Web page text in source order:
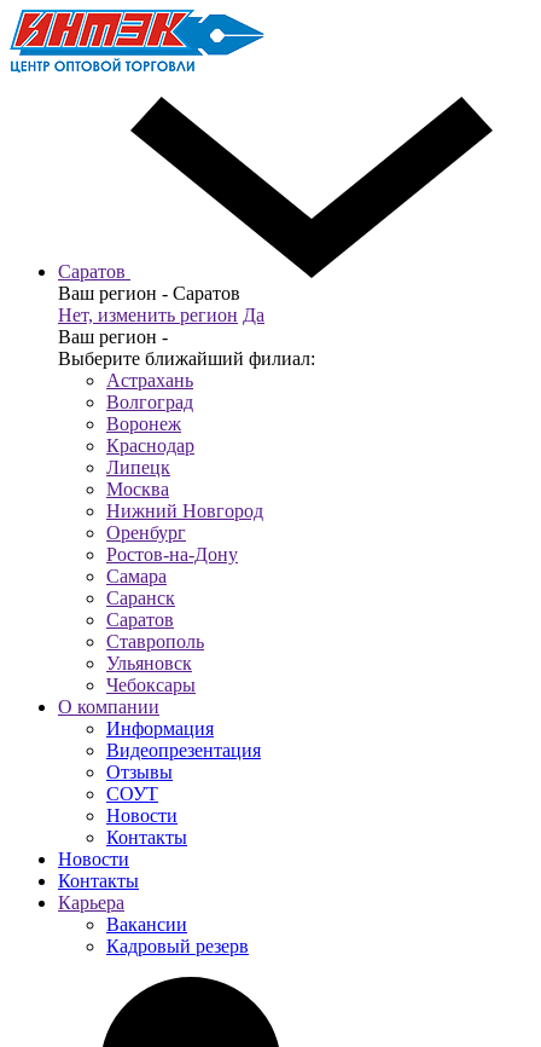
Саратов
Ваш регион - Саратов
Нет, изменить регион Да
Ваш регион -
Выберите ближайший филиал:
Астрахань
Волгоград
Воронеж
Краснодар
Липецк
Москва
Нижний Новгород
Оренбург
Ростов-на-Дону
Самара
Саранск
Саратов
Ставрополь
Ульяновск
Чебоксары
О компании
Информация
Видеопрезентация
Отзывы
СОУТ
Новости
Контакты
Новости
Контакты
Карьера
Вакансии
Кадровый резерв